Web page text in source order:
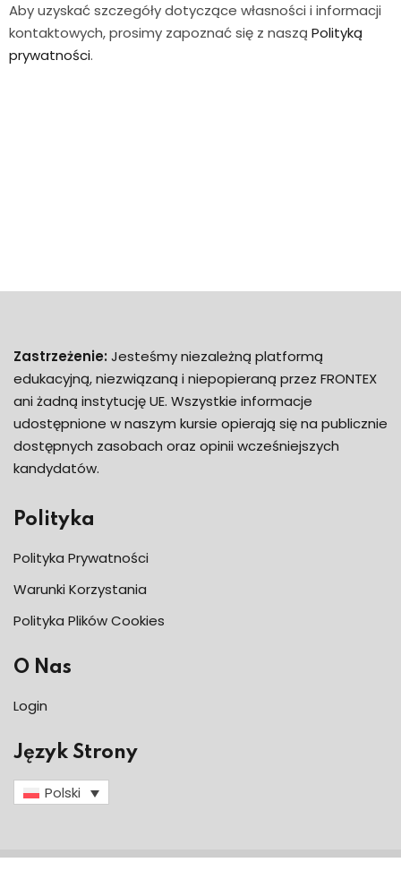
Aby uzyskać szczegóły dotyczące własności i informacji
kontaktowych, prosimy zapoznać się z naszą Polityką
prywatności.
Zastrzeżenie: Jesteśmy niezależną platformą
edukacyjną, niezwiązaną i niepopieraną przez FRONTEX
ani żadną instytucję UE. Wszystkie informacje
udostępnione w naszym kursie opierają się na publicznie
dostępnych zasobach oraz opinii wcześniejszych
kandydatów.
Polityka
Polityka Prywatności
Warunki Korzystania
Polityka Plików Cookies
O Nas
Login
Język Strony
Polski